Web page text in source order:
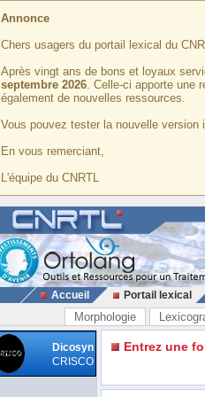
Annonce
Chers usagers du portail lexical du
Après vingt ans de bons et loyaux
septembre 2026. Celle-ci apporte une
également de nouvelles ressources.
Vous pouvez tester la nouvelle version
En vous remerciant,
L'équipe du CNRTL
Accueil Portail lexical
Morphologie
Dicosyn
CRISCO
Entrez une